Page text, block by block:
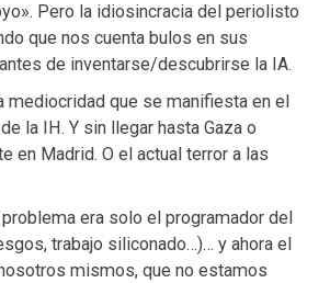
Pero la idiosincracia del periolisto
que nos cuenta bulos en sus
de inventarse/descubrirse la IA.
mediocridad que se manifiesta en el
la IH. Y sin llegar hasta Gaza o
en Madrid. O el actual terror a las
era solo el programador del
trabajo siliconado…)… y ahora el
mismos, que no estamos